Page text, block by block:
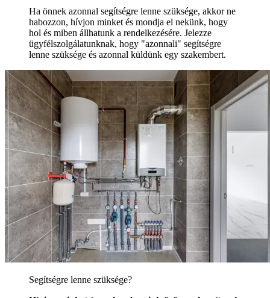
Ha önnek azonnal segítségre lenne szüksége, akkor ne
habozzon, hívjon minket és mondja el nekünk, hogy
hol és miben állhatunk a rendelkezésére. Jelezze
ügyfélszolgálatunknak, hogy "azonnali" segítségre
lenne szüksége és azonnal küldünk egy szakembert.
Segítségre lenne szüksége?